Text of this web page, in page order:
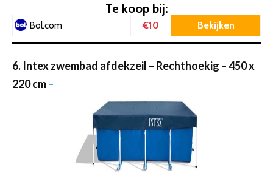
Te koop bij:
Bol.com €10 Bekijken
6. Intex zwembad afdekzeil – Rechthoekig – 450 x
220 cm–